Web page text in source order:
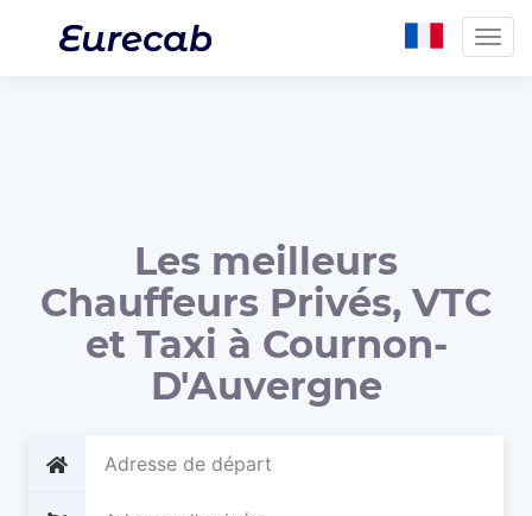
Les meilleurs
Chauffeurs Privés, VTC
et Taxi à Cournon-
D'Auvergne